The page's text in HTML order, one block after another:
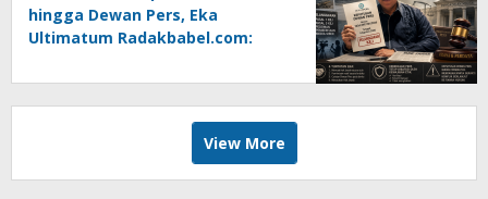
hingga Dewan Pers, Eka
Ultimatum Radakbabel.com:
Tempuh Jalur Hukum
View More